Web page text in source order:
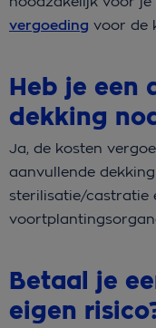
vergoeding voor de
Heb je een
dekking
Ja, de kosten
aanvullende dekking
sterilisatie/castratie
Betaal je
eigen